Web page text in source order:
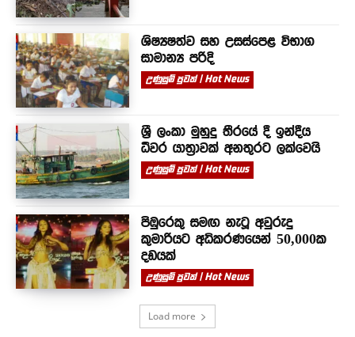
ශිෂ්‍යෂත්ව සහ උසස්පෙළ විභාග
සාමාන්‍ය පරිදි
උණුසුම් පුවත් | Hot News
ශ්‍රී ලංකා මුහුදු තීරයේ දී ඉන්දීය
ධීවර යාත්‍රාවක් අනතුරට ලක්වෙයි
උණුසුම් පුවත් | Hot News
පිඹුරෙකු සමඟ නැටූ අවුරුදු
කුමාරියට අධිකරණයෙන් 50,000ක
දඩයක්
උණුසුම් පුවත් | Hot News
Load more